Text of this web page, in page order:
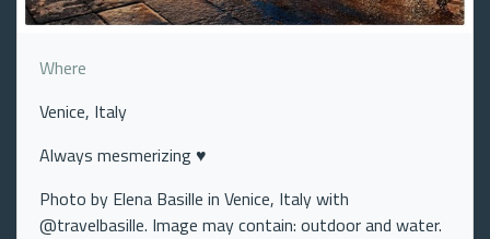
Where
Venice, Italy
Always mesmerizing ♥️
Photo by Elena Basille in Venice, Italy with
@travelbasille. Image may contain: outdoor and water.